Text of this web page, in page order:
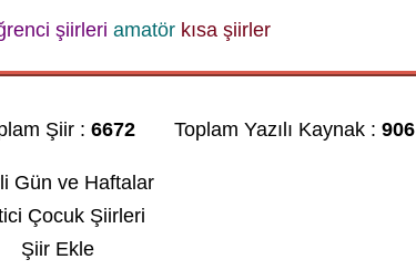
şiirleri amatör kısa şiirler
Şiir :6672 Toplam Yazılı Kaynak :906
Gün ve Haftalar
Çocuk Şiirleri
Şiir Ekle